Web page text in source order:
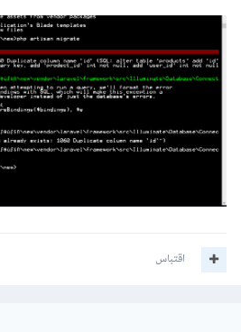
اقتباس